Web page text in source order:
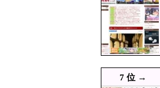
08/08 16:29
08/08 16:10
08/08 16:05
08/08 16:05
08/08 16:00
7 位 →